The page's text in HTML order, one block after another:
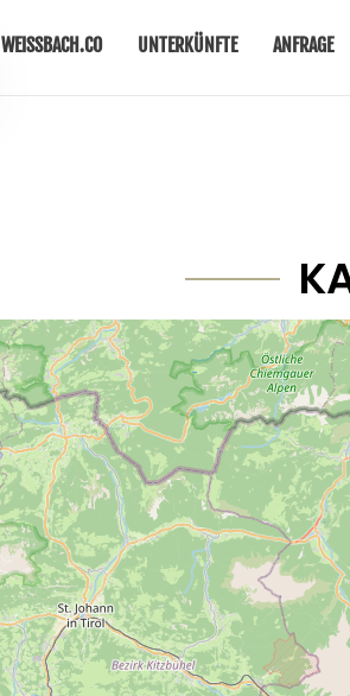
WEISSBACH.CO UNTERKÜNFTE ANFRAGE